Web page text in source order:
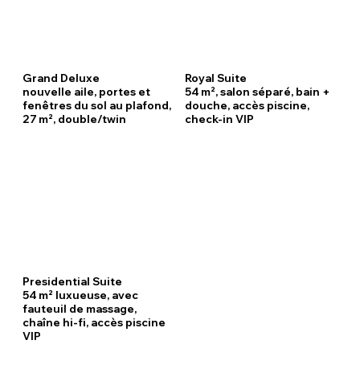
Grand Deluxe
nouvelle aile, portes et
fenêtres du sol au plafond,
27 m², double/twin
Royal Suite
54 m², salon séparé, bain +
douche, accès piscine,
check‑in VIP
Presidential Suite
54 m² luxueuse, avec
fauteuil de massage,
chaîne hi-fi, accès piscine
VIP